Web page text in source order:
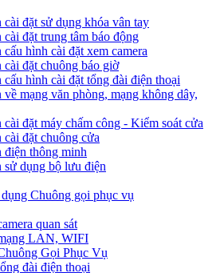
đặt sử dụng khóa vân tay
đặt trung tâm báo động
hình cài đặt xem camera
đặt chuông báo giờ
hình cài đặt tổng đài điện thoại
mạng văn phòng, mạng không dây,
đặt máy chấm công - Kiểm soát cửa
đặt chuông cửa
điện thông minh
sử dụng bộ lưu điện
Chuông gọi phục vụ
quan sát
LAN, WIFI
Gọi Phục Vụ
đài điện thoại